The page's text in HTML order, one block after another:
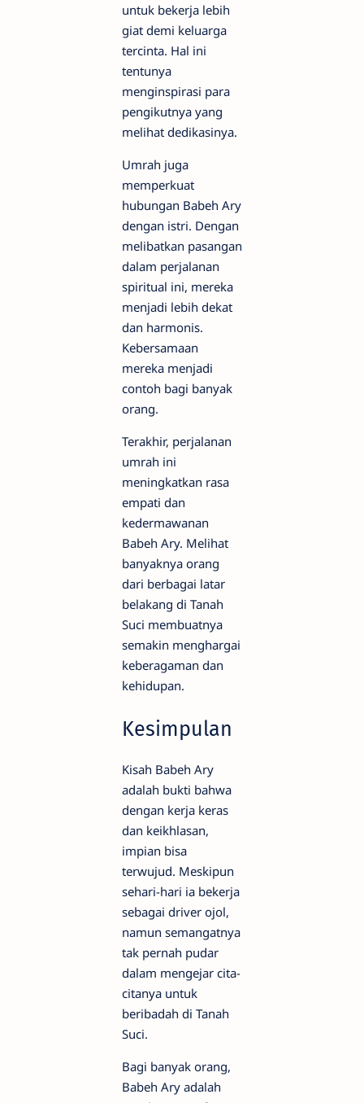
untuk bekerja lebih
giat demi keluarga
tercinta. Hal ini
tentunya
menginspirasi para
pengikutnya yang
melihat dedikasinya.
Umrah juga
memperkuat
hubungan Babeh Ary
dengan istri. Dengan
melibatkan pasangan
dalam perjalanan
spiritual ini, mereka
menjadi lebih dekat
dan harmonis.
Kebersamaan
mereka menjadi
contoh bagi banyak
orang.
Terakhir, perjalanan
umrah ini
meningkatkan rasa
empati dan
kedermawanan
Babeh Ary. Melihat
banyaknya orang
dari berbagai latar
belakang di Tanah
Suci membuatnya
semakin menghargai
keberagaman dan
kehidupan.
Kesimpulan
Kisah Babeh Ary
adalah bukti bahwa
dengan kerja keras
dan keikhlasan,
impian bisa
terwujud. Meskipun
sehari-hari ia bekerja
sebagai driver ojol,
namun semangatnya
tak pernah pudar
dalam mengejar cita-
citanya untuk
beribadah di Tanah
Suci.
Bagi banyak orang,
Babeh Ary adalah